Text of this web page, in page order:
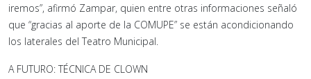
iremos”, afirmó Zampar, quien entre otras informaciones señaló
que “gracias al aporte de la COMUPE” se están acondicionando
los laterales del Teatro Municipal.
A FUTURO: TÉCNICA DE CLOWN